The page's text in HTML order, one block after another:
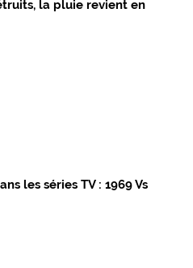
la pluie revient en
les séries TV : 1969 Vs